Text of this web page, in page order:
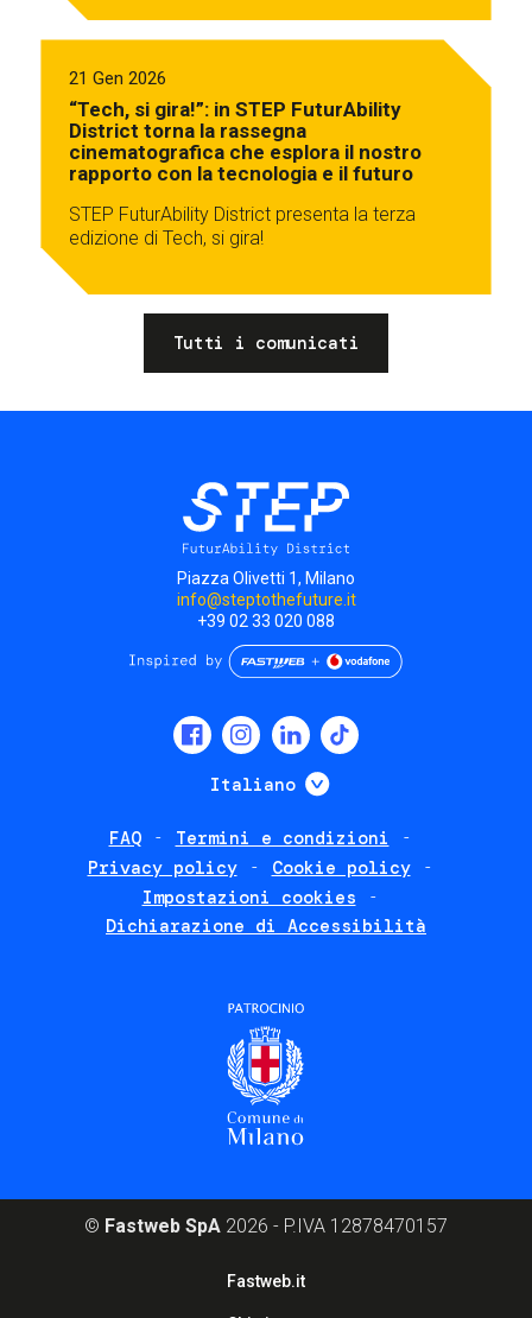
21 Gen 2026
“Tech, si gira!”: in STEP FuturAbility
District torna la rassegna
cinematografica che esplora il nostro
rapporto con la tecnologia e il futuro
STEP FuturAbility District presenta la terza
edizione di Tech, si gira!
Tutti i comunicati
Piazza Olivetti 1, Milano
info@steptothefuture.it
+39 02 33 020 088
Italiano Mostra ulteriori
FAQ
Termini e condizioni
Privacy policy
Cookie policy
Impostazioni cookies
Dichiarazione di Accessibilità
© Fastweb SpA 2026 - P.IVA 12878470157
Fastweb.it